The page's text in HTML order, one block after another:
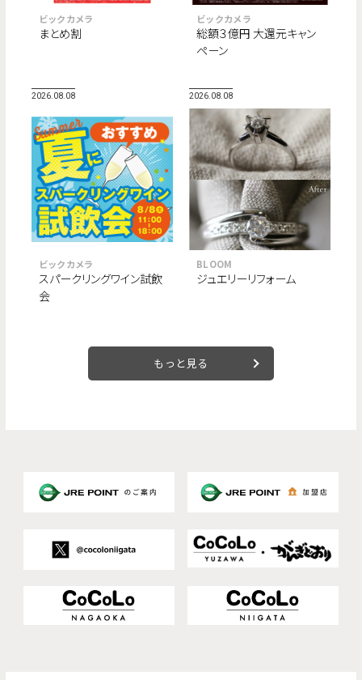
ビックカメラ
まとめ割
ビックカメラ
総額３億円 大還元キャン
ペーン
2026.08.08
ビックカメラ
スパークリングワイン試飲
会
2026.08.08
BLOOM
ジュエリーリフォーム
もっと見る